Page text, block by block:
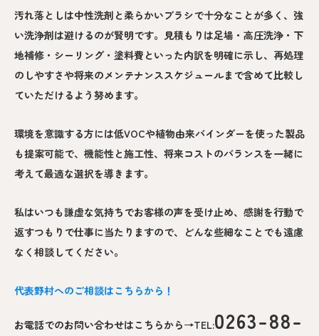
汚れ落としは中性洗剤と柔らかいブラシで十分なことが多く、強
い洗浄剤は避けるのが賢明です。見積もりは足場・高圧洗浄・下
地補修・シーリング・塗料費といった内訳を明確に示し、再処理
のしやすさや将来のメンテナンススケジュールまで含めて比較し
ていただけるよう努めます。
環境を意識する方には低VOCや植物由来バインダーを使った製品
も提案可能で、機能性と施工性、将来コストのバランスを一緒に
考えて最適な選択を導きます。
私はいつも謙虚な気持ちでお客様の声を受け止め、感謝を行動で
返すつもりで仕事に当たりますので、どんな些細なことでも遠慮
なく相談してください。
代表野村へのご相談はこちらから！
お電話でのお問い合わせはこちらから→TEL:0263-88-